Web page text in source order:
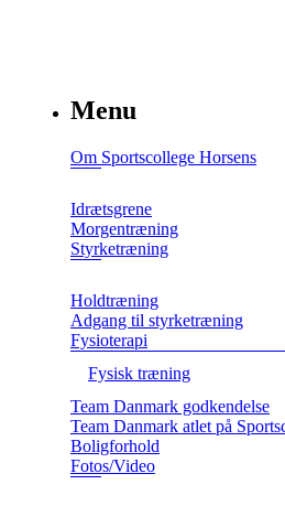
Menu
Om Sportscollege Horsens
Idrætsgrene
Morgentræning
Styrketræning
Holdtræning
Adgang til styrketræning
Fysioterapi
Fysisk træning
Team Danmark godkendelse
Team Danmark atlet på
Boligforhold
Fotos/Video